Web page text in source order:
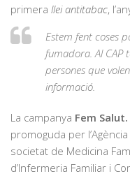
primera llei antitabac,
Estem fent coses
fumadora. Al CAP
persones que
informació.
La campanya Fem
promoguda per
societat de Medicina
d’Infermeria Familiar i